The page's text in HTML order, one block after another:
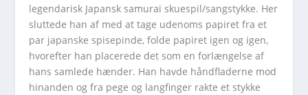
legendarisk Japansk samurai skuespil/sangstykke. Her
sluttede han af med at tage udenoms papiret fra et
par japanske spisepinde, folde papiret igen og igen,
hvorefter han placerede det som en forlængelse af
hans samlede hænder. Han havde håndfladerne mod
hinanden og fra pege og langfinger rakte et stykke